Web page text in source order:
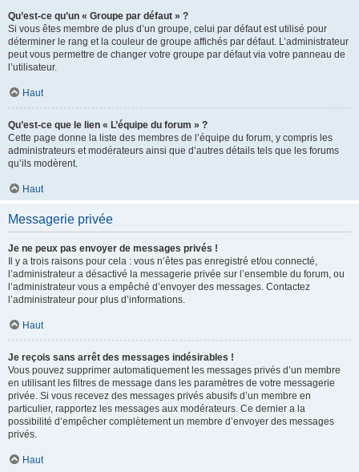
Qu’est-ce qu’un « Groupe par défaut » ?
Si vous êtes membre de plus d’un groupe, celui par défaut est utilisé pour
déterminer le rang et la couleur de groupe affichés par défaut. L’administrateur
peut vous permettre de changer votre groupe par défaut via votre panneau de
l’utilisateur.
Haut
Qu’est-ce que le lien « L’équipe du forum » ?
Cette page donne la liste des membres de l’équipe du forum, y compris les
administrateurs et modérateurs ainsi que d’autres détails tels que les forums
qu’ils modèrent.
Haut
Messagerie privée
Je ne peux pas envoyer de messages privés !
Il y a trois raisons pour cela : vous n’êtes pas enregistré et/ou connecté,
l’administrateur a désactivé la messagerie privée sur l’ensemble du forum, ou
l’administrateur vous a empêché d’envoyer des messages. Contactez
l’administrateur pour plus d’informations.
Haut
Je reçois sans arrêt des messages indésirables !
Vous pouvez supprimer automatiquement les messages privés d’un membre
en utilisant les filtres de message dans les paramètres de votre messagerie
privée. Si vous recevez des messages privés abusifs d’un membre en
particulier, rapportez les messages aux modérateurs. Ce dernier a la
possibilité d’empêcher complètement un membre d’envoyer des messages
privés.
Haut